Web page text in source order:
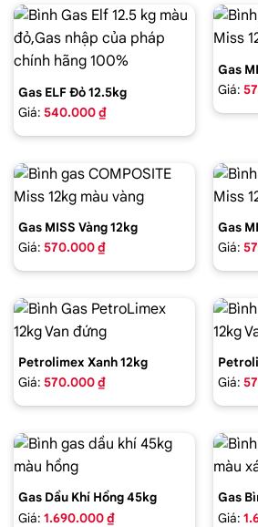
Gas ELF Đỏ 12.5kg
Giá: 540.000 ₫
Gas
Giá:
Gas MISS Vàng 12kg
Giá: 570.000 ₫
Gas
Giá:
Petrolimex Xanh 12kg
Giá: 570.000 ₫
Giá:
Gas Dầu Khí Hồng 45kg
Giá: 1.690.000 ₫
Gas
Giá: